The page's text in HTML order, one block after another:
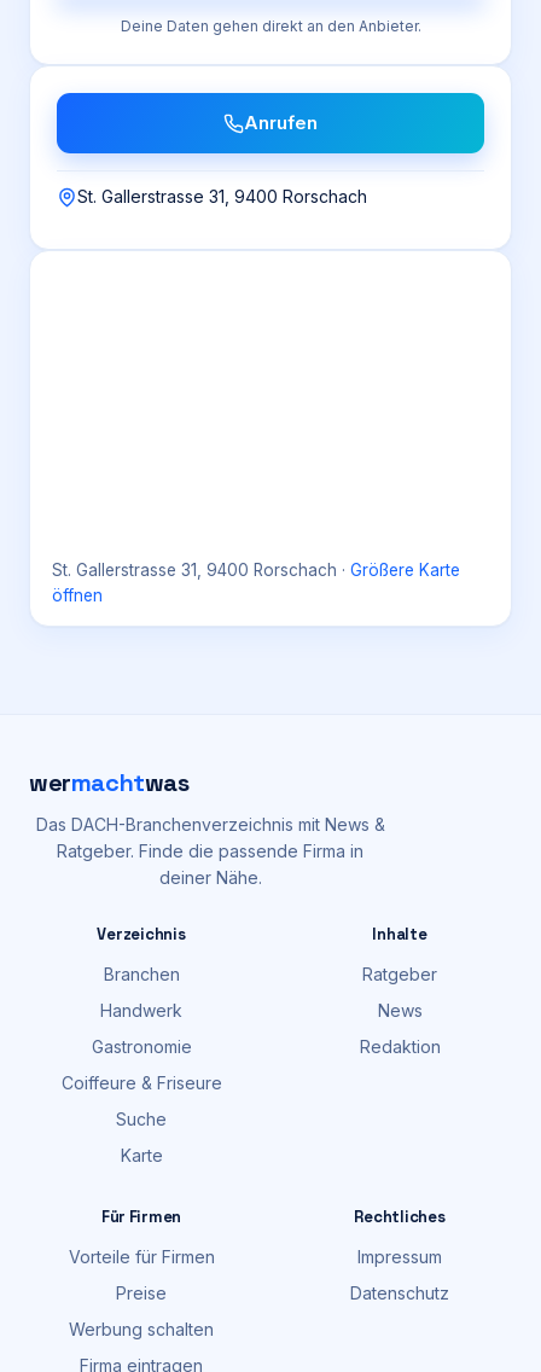
Deine Daten gehen direkt an den Anbieter.
Anrufen
St. Gallerstrasse 31, 9400 Rorschach
St. Gallerstrasse 31, 9400 Rorschach · Größere Karte
öffnen
wermachtwas
Das DACH-Branchenverzeichnis mit News &
Ratgeber. Finde die passende Firma in
deiner Nähe.
Verzeichnis
Branchen
Handwerk
Gastronomie
Coiffeure & Friseure
Suche
Karte
Inhalte
Ratgeber
News
Redaktion
Für Firmen
Vorteile für Firmen
Preise
Werbung schalten
Firma eintragen
Rechtliches
Impressum
Datenschutz